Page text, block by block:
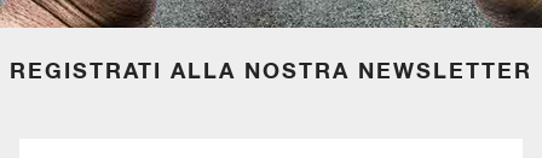
REGISTRATI ALLA NOSTRA NEWSLETTER